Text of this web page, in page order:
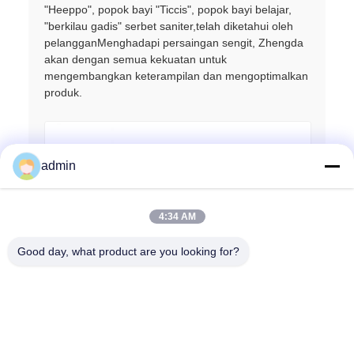
"Heeppo", popok bayi "Ticcis", popok bayi belajar,
"berkilau gadis" serbet saniter,telah diketahui oleh
pelangganMenghadapi persaingan sengit, Zhengda
akan dengan semua kekuatan untuk
mengembangkan keterampilan dan mengoptimalkan
produk.
admin
4:34 AM
Good day, what product are you looking for?